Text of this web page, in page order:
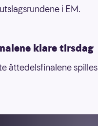
i EM.
klare tirsdag
åttedelsfinalene